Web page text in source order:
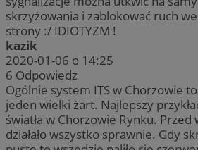
skrzyżowania i zablokować ruch
strony :/ IDIOTYZM !
kazik
2020-01-06 o 14:25
6 Odpowiedz
Ogólnie system ITS w Chorzowie
jeden wielki żart. Najlepszy
światła w Chorzowie Rynku.
działało wszystko sprawnie. Gdy